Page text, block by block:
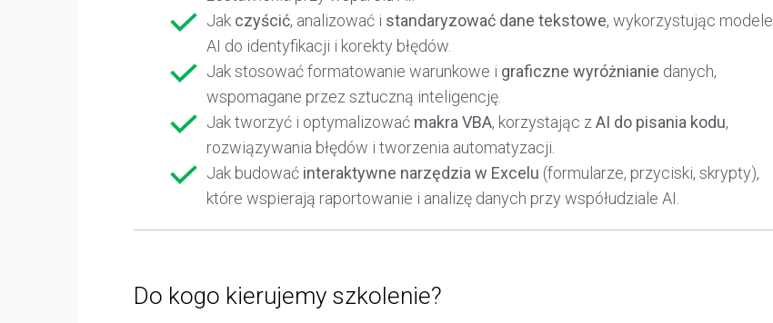
Jak czyścić, analizować i standaryzować dane tekstowe, wykorzystując modele
AI do identyfikacji i korekty błędów.
Jak stosować formatowanie warunkowe i graficzne wyróżnianie danych,
wspomagane przez sztuczną inteligencję.
Jak tworzyć i optymalizować makra VBA, korzystając z AI do pisania kodu,
rozwiązywania błędów i tworzenia automatyzacji.
Jak budować interaktywne narzędzia w Excelu (formularze, przyciski, skrypty),
które wspierają raportowanie i analizę danych przy współudziale AI.
Do kogo kierujemy szkolenie?